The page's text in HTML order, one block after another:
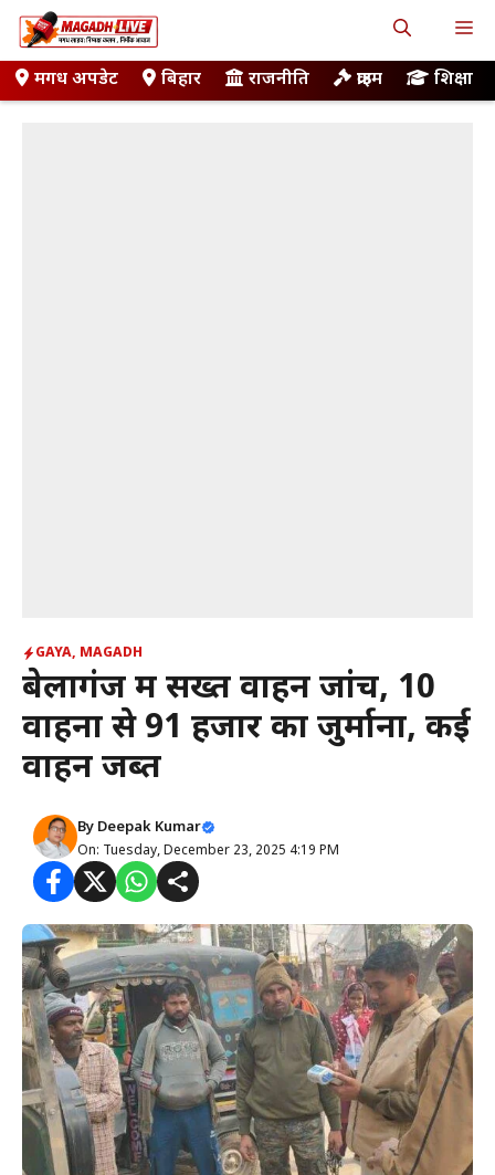
Skip
to
contentमगध अपडेट बिहार राजनीति क्राइम शिक्षा
GAYA, MAGADH
बेलागंज में सख्त वाहन जांच, 10
वाहनों से ₹91 हजार का जुर्माना, कई
वाहन जब्त
By Deepak Kumar
On: Tuesday, December 23, 2025 4:19 PM